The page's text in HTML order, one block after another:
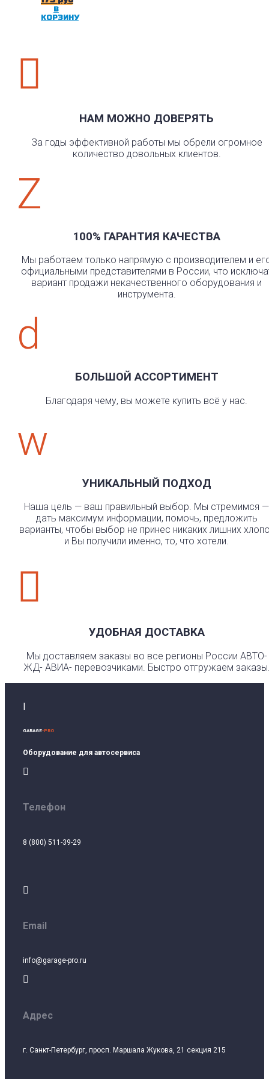
В
КОРЗИНУ

НАМ МОЖНО ДОВЕРЯТЬ
За годы эффективной работы мы обрели огромное
количество довольных клиентов.
Z
100% ГАРАНТИЯ КАЧЕСТВА
Мы работаем только напрямую с производителем и
официальными представителями в России, что
вариант продажи некачественного оборудования и
инструмента.
d
БОЛЬШОЙ АССОРТИМЕНТ
Благодаря чему, вы можете купить всё у нас.
w
УНИКАЛЬНЫЙ ПОДХОД
Наша цель — ваш правильный выбор. Мы стремимся —
дать максимум информации, помочь, предложить
варианты, чтобы выбор не принес никаких лишних
и Вы получили именно, то, что хотели.

УДОБНАЯ ДОСТАВКА
Мы доставляем заказы во все регионы России АВТО-
ЖД- АВИА- перевозчиками. Быстро отгружаем
I
GARAGE-PRO
Оборудование для автосервиса

Телефон
8 (800) 511-39-29

Email
info@garage-pro.ru

Адрес
г. Санкт-Петербург, просп. Маршала Жукова, 21 секция 215